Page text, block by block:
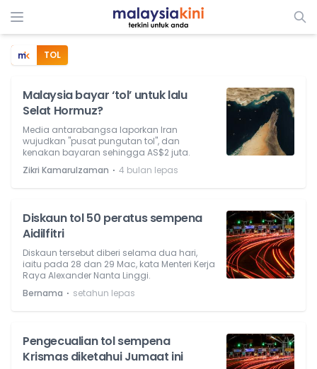
TOL
Malaysia bayar ‘tol’ untuk lalu
Selat Hormuz?
Media antarabangsa laporkan Iran
wujudkan "pusat pungutan tol", dan
kenakan bayaran sehingga AS$2 juta.
Zikri Kamarulzaman ⋅ 4 bulan lepas
Diskaun tol 50 peratus sempena
Aidilfitri
Diskaun tersebut diberi selama dua hari,
iaitu pada 28 dan 29 Mac, kata Menteri Kerja
Raya Alexander Nanta Linggi.
Bernama ⋅ setahun lepas
Pengecualian tol sempena
Krismas diketahui Jumaat ini